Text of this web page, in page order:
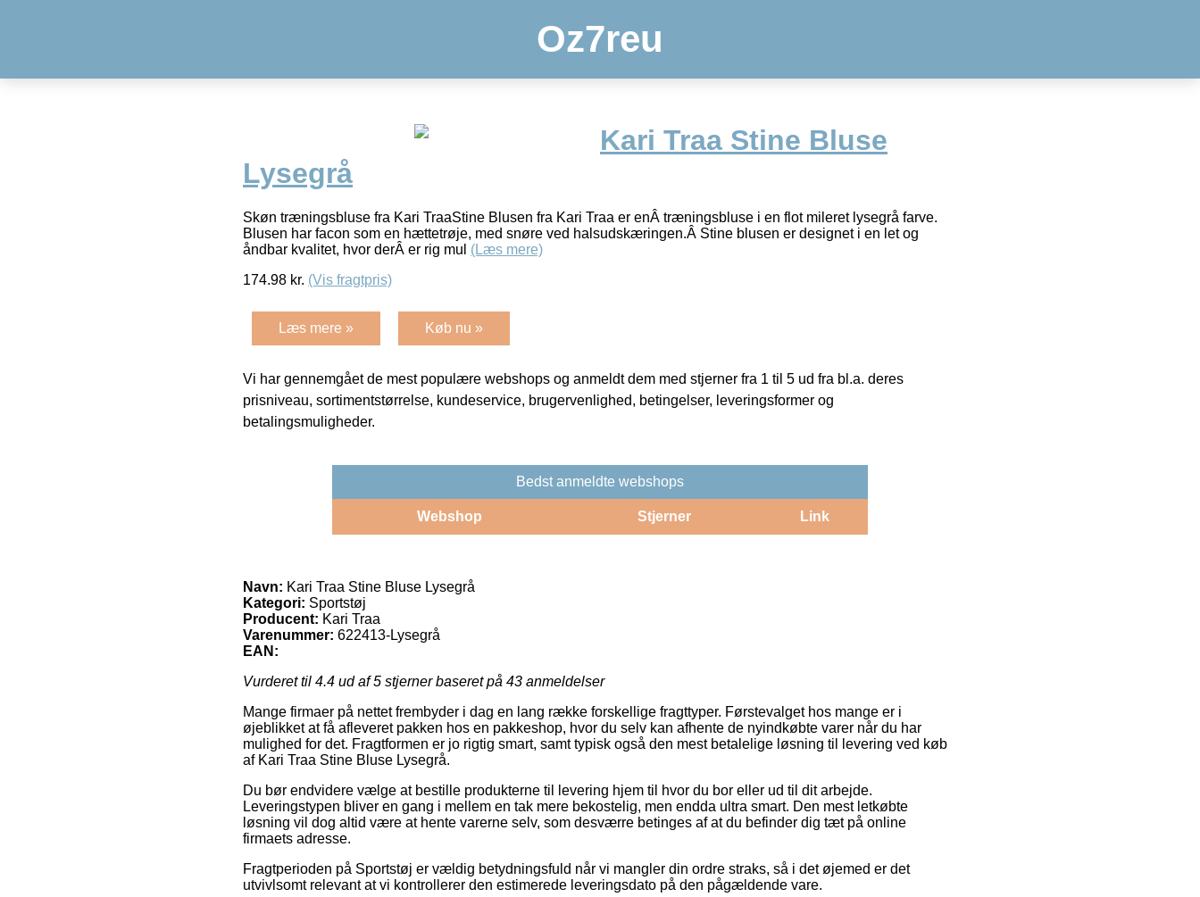
Oz7reu
Kari Traa Stine Bluse
Lysegrå
Skøn træningsbluse fra Kari TraaStine Blusen fra Kari Traa er enÂ træningsbluse i en flot mileret lysegrå farve.
Blusen har facon som en hættetrøje, med snøre ved halsudskæringen.Â Stine blusen er designet i en let og
åndbar kvalitet, hvor derÂ er rig mul (Læs mere)
174.98 kr. (Vis fragtpris)
Læs mere » Køb nu »
Vi har gennemgået de mest populære webshops og anmeldt dem med stjerner fra 1 til 5 ud fra bl.a. deres
prisniveau, sortimentstørrelse, kundeservice, brugervenlighed, betingelser, leveringsformer og
betalingsmuligheder.
Bedst anmeldte webshops
Webshop Stjerner Link
Navn: Kari Traa Stine Bluse Lysegrå
Kategori: Sportstøj
Producent: Kari Traa
Varenummer: 622413-Lysegrå
EAN:
Vurderet til 4.4 ud af 5 stjerner baseret på 43 anmeldelser
Mange firmaer på nettet frembyder i dag en lang række forskellige fragttyper. Førstevalget hos mange er i
øjeblikket at få afleveret pakken hos en pakkeshop, hvor du selv kan afhente de nyindkøbte varer når du har
mulighed for det. Fragtformen er jo rigtig smart, samt typisk også den mest betalelige løsning til levering ved køb
af Kari Traa Stine Bluse Lysegrå.
Du bør endvidere vælge at bestille produkterne til levering hjem til hvor du bor eller ud til dit arbejde.
Leveringstypen bliver en gang i mellem en tak mere bekostelig, men endda ultra smart. Den mest letkøbte
løsning vil dog altid være at hente varerne selv, som desværre betinges af at du befinder dig tæt på online
firmaets adresse.
Fragtperioden på Sportstøj er vældig betydningsfuld når vi mangler din ordre straks, så i det øjemed er det
utvivlsomt relevant at vi kontrollerer den estimerede leveringsdato på den pågældende vare.